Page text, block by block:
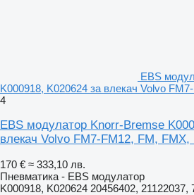
EBS
K000918, K020624 за влекач Volvo
4
EBS модулатор Knorr-Bremse
влекач Volvo FM7-FM12, FM, FMX,
170 € ≈ 333,10 лв.
Пневматика - EBS модулатор
K000918, K020624 20456402, 21122037,